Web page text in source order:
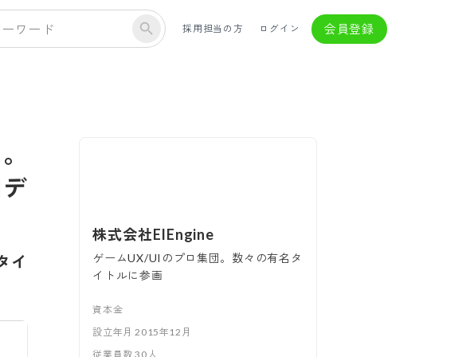
採用担当の方 ログイン 会員登録
イ
株式会社ElEngine
ゲームUX/UIのプロ集団。数々の有名タ
イトルに参画
資本金
設立年月 2015年12月
従業員数30 人